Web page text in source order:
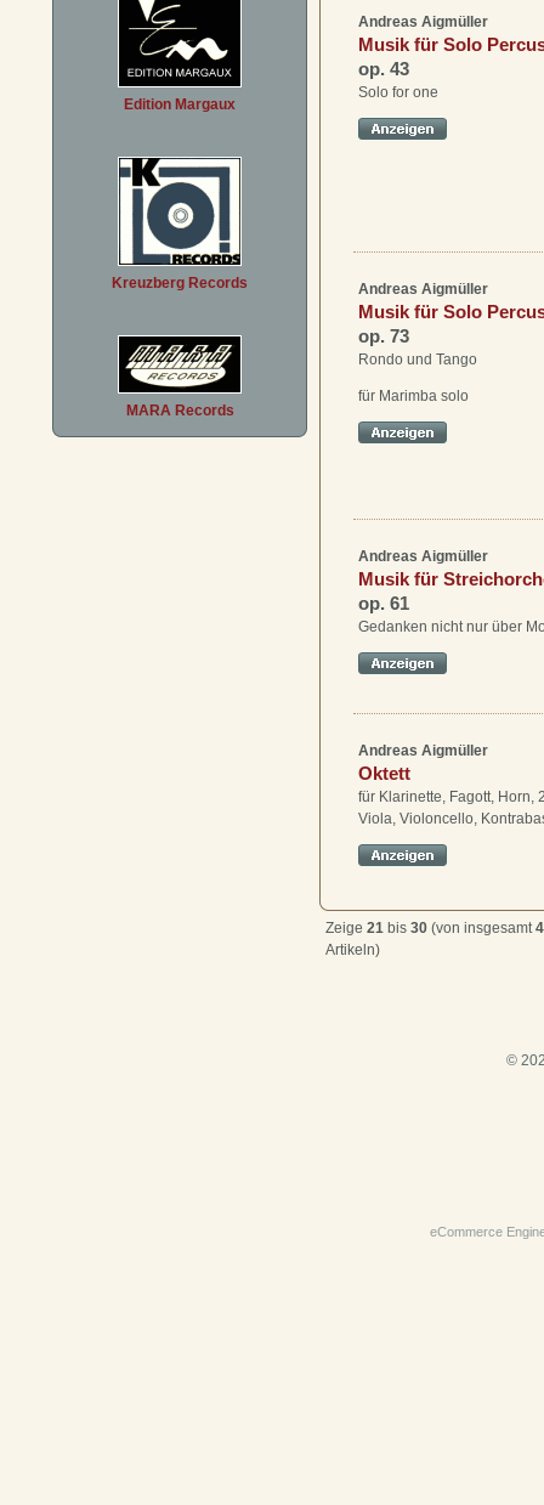
Edition Margaux
Kreuzberg Records
MARA Records
Andreas Aigmüller
Musik für Solo
op. 43
Solo for one
Andreas Aigmüller
Musik für Solo
op. 73
Rondo und Tango
für Marimba solo
Andreas Aigmüller
Musik für
op. 61
Gedanken nicht nur über
Andreas Aigmüller
Oktett
für Klarinette, Fagott, Horn,
Viola, Violoncello,
Zeige 21 bis 30 (von insgesamt
Artikeln)
©
eCommerce